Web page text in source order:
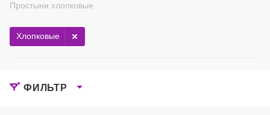
Простыни хлопковые
Хлопковые
ФИЛЬТР